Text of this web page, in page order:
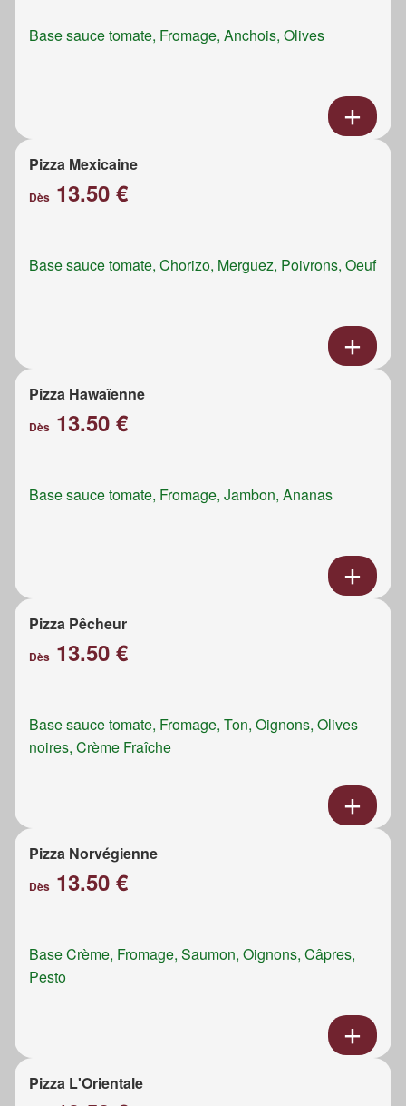
Base sauce tomate, Fromage, Anchois, Olives
Pizza Mexicaine
Dès 13.50 €
Base sauce tomate, Chorizo, Merguez, Poivrons, Oeuf
Pizza Hawaïenne
Dès 13.50 €
Base sauce tomate, Fromage, Jambon, Ananas
Pizza Pêcheur
Dès 13.50 €
Base sauce tomate, Fromage, Ton, Oignons, Olives
noires, Crème Fraîche
Pizza Norvégienne
Dès 13.50 €
Base Crème, Fromage, Saumon, Oignons, Câpres,
Pesto
Pizza L'Orientale